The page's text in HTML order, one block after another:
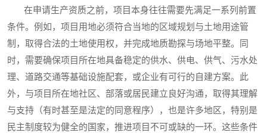
在申请生产资质之前，项目本身往往需要先满足一系列前置
条件。例如，项目用地必须符合当地的区域规划与土地用途管
制，取得合法的土地使用权，并完成地质勘探与场地平整。同
时，需要确保项目所在地具备稳定的供水、供电、供气、污水处
理、道路交通等基础设施配套，或企业有可行的自建方案。此
外，与项目所在地社区、部落或居民建立良好沟通，取得其理解
与支持（有时甚至是法定的同意程序），也是许多地区，特别是
民主制度较为健全的国家，推进项目不可或缺的一环。这些条件